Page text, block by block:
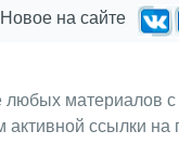
Новое на сайте
материалов
активной ссылки на